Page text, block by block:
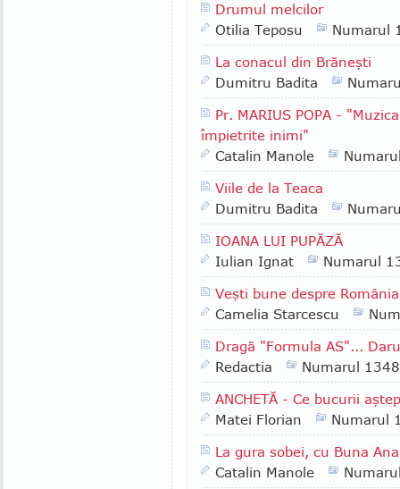
Drumul melcilor
Otilia Teposu
Numarul
La conacul din Brăneşti
Dumitru Badita
Pr. MARIUS POPA -
împietrite inimi"
Catalin Manole
Viile de la Teaca
Dumitru Badita
IOANA LUI PUPĂZĂ
Iulian Ignat
Numarul
Veşti bune despre
Camelia Starcescu
Dragă "Formula AS"...
Redactia
Numarul 1348
ANCHETĂ - Ce bucurii
Matei Florian
Numarul
La gura sobei, cu Buna
Catalin Manole